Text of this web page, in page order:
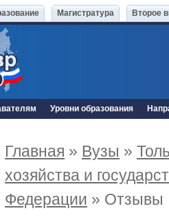
Магистратура Второе
Уровни образования
Главная » Вузы »
хозяйства и
Федерации » Отзывы